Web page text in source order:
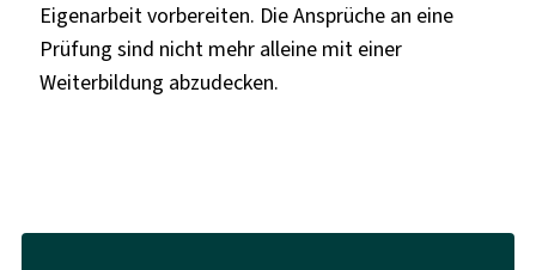
Eigenarbeit vorbereiten. Die Ansprüche an eine
Prüfung sind nicht mehr alleine mit einer
Weiterbildung abzudecken.